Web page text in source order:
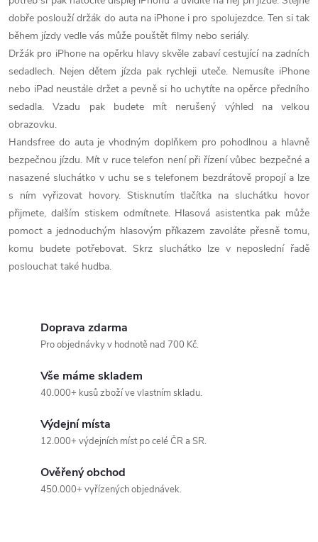
v
ý
p
i
s
u
dobře poslouží držák do auta na iPhone i pro spolujezdce. Ten si tak
během jízdy vedle vás může pouštět filmy nebo seriály.
Držák pro iPhone na opěrku hlavy skvěle zabaví cestující na zadních
sedadlech. Nejen dětem jízda pak rychleji uteče. Nemusíte iPhone
nebo iPad neustále držet a pevně si ho uchytíte na opěrce předního
sedadla. Vzadu pak budete mít nerušený výhled na velkou
obrazovku.
Handsfree do auta je vhodným doplňkem pro pohodlnou a hlavně
bezpečnou jízdu. Mít v ruce telefon není při řízení vůbec bezpečné a
nasazené sluchátko v uchu se s telefonem bezdrátově propojí a lze
s ním vyřizovat hovory. Stisknutím tlačítka na sluchátku hovor
přijmete, dalším stiskem odmítnete. Hlasová asistentka pak může
pomoct a jednoduchým hlasovým příkazem zavoláte přesně tomu,
komu budete potřebovat. Skrz sluchátko lze v neposlední řadě
poslouchat také hudba.
Doprava zdarma
Pro objednávky v hodnotě nad 700 Kč.
Vše máme skladem
40.000+ kusů zboží ve vlastním skladu.
Výdejní místa
12.000+ výdejních míst po celé ČR a SR.
Ověřený obchod
450.000+ vyřízených objednávek.